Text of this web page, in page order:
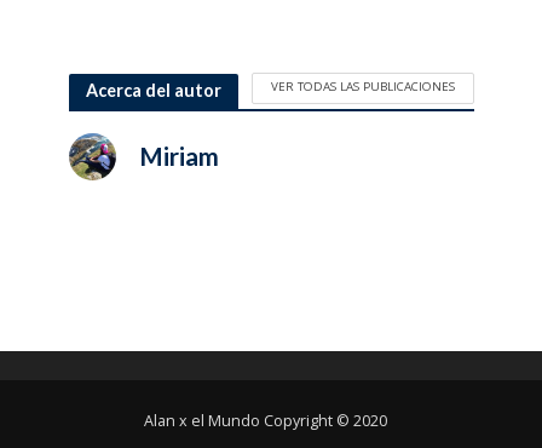
Acerca del autor VER TODAS LAS PUBLICACIONES
Miriam
Alan x el Mundo Copyright © 2020